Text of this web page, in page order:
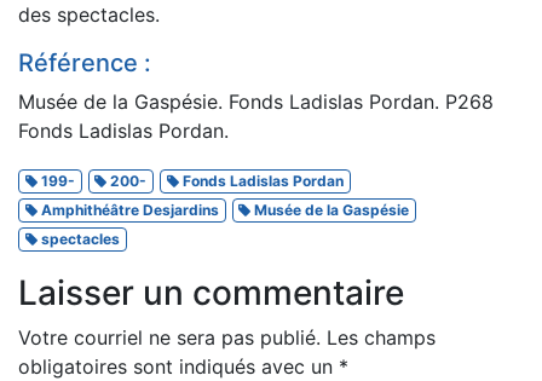
des spectacles.
Référence :
Musée de la Gaspésie. Fonds Ladislas Pordan. P268
Fonds Ladislas Pordan.
199- 200-
Fonds Ladislas Pordan
Amphithéâtre Desjardins
Musée de la Gaspésie
spectacles
Laisser un commentaire
Votre courriel ne sera pas publié. Les champs
obligatoires sont indiqués avec un *